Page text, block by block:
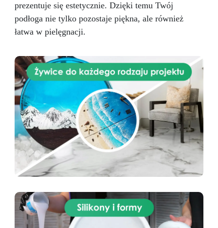
prezentuje się estetycznie. Dzięki temu Twój
podłoga nie tylko pozostaje piękna, ale również
łatwa w pielęgnacji.